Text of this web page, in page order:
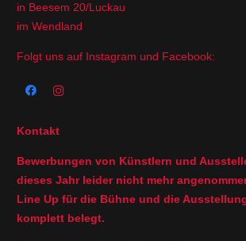
in Beesem 20/Luckau
im Wendland
Folgt uns auf Instagram und Facebook:
Kontakt
Bewerbungen von Künstlern und
dieses Jahr leider nicht mehr
Line Up für die Bühne und die
komplett belegt.